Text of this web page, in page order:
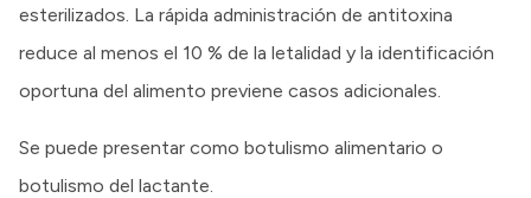
esterilizados. La rápida administración de antitoxina
reduce al menos el 10 % de la letalidad y la identificación
oportuna del alimento previene casos adicionales.
Se puede presentar como botulismo alimentario o
botulismo del lactante.